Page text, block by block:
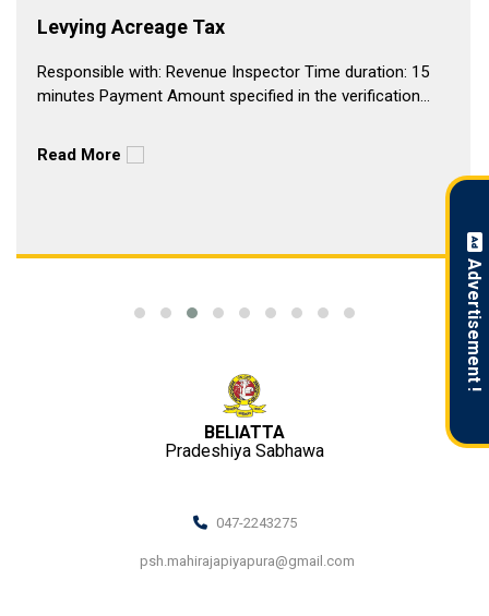
Advertisement !
Levying Acreage Tax
Responsible with: Revenue Inspector Time duration: 15
minutes Payment Amount specified in the verification...
Read More
BELIATTA
Pradeshiya Sabhawa
047-2243275
psh.mahirajapiyapura@gmail.com